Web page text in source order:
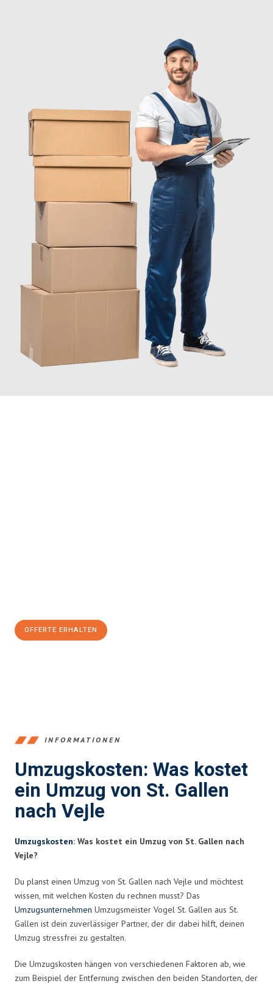
OFFERTE ERHALTEN
INFORMATIONEN
Umzugskosten: Was kostet
ein Umzug von St. Gallen
nach Vejle
Umzugskosten: Was kostet ein Umzug von St. Gallen nach
Vejle?
Du planst einen Umzug von St. Gallen nach Vejle und möchtest
wissen, mit welchen Kosten du rechnen musst? Das
Umzugsunternehmen Umzugsmeister Vogel St. Gallen aus St.
Gallen ist dein zuverlässiger Partner, der dir dabei hilft, deinen
Umzug stressfrei zu gestalten.
Die Umzugskosten hängen von verschiedenen Faktoren ab, wie
zum Beispiel der Entfernung zwischen den beiden Standorten, der